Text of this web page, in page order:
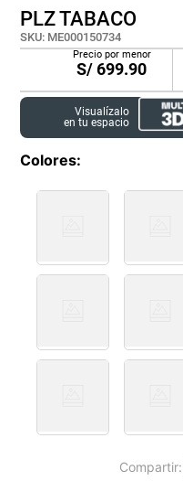
PLZ TABACO
SKU: ME000150734
Precio por menor
S/699.90
Visualízalo
en tu espacio
Colores